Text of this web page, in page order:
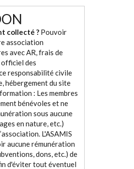
collecté ? Pouvoir
association
avec AR, frais de
des
responsabilité civile
hébergement du site
: Les membres
bénévoles et ne
sous aucune
en nature, etc.)
L'ASAMIS
aucune rémunération
dons, etc.) de
d'éviter tout éventuel